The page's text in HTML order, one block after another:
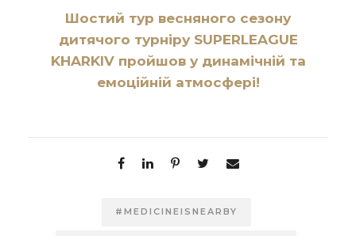
Шостий тур весняного сезону
дитячого турніру SUPERLEAGUE
KHARKIV пройшов у динамічній та
емоційній атмосфері!
#MEDICINEISNEARBY